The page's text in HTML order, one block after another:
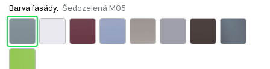
Barva fasády: Šedozelená M05